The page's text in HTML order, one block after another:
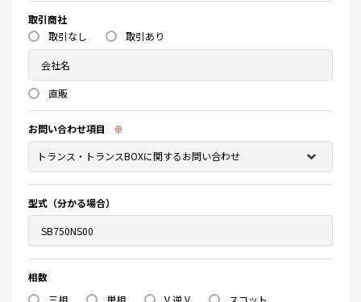
取引商社
取引なし
取引あり
直販
お問い合わせ項目 ※
型式（分かる場合）
相数
三相
単相 V 逆 V スコット